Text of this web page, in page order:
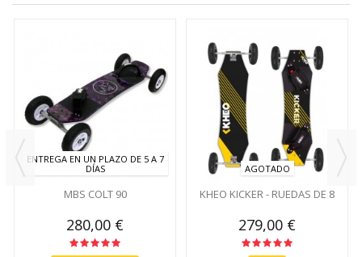
ENTREGA EN UN PLAZO DE 5 A 7
DÍAS
MBS COLT 90
280,00 €
AGOTADO
KHEO KICKER - RUEDAS DE 8
279,00 €